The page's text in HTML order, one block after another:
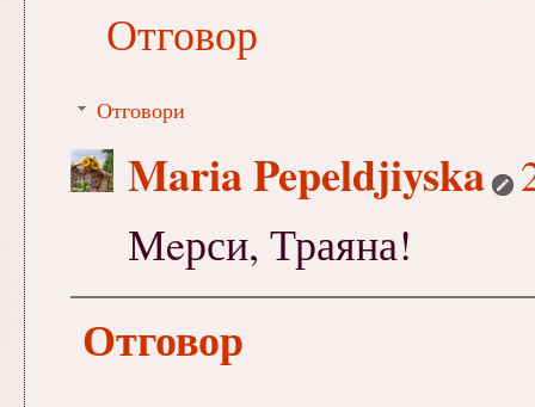
Отговор
Отговори
Maria Pepeldjiyska
Мeрси, Траяна!
Отговор